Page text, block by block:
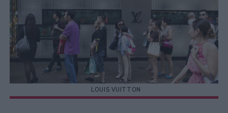
LOUIS VUITTON